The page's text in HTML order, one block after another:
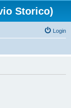
Storico)
Login